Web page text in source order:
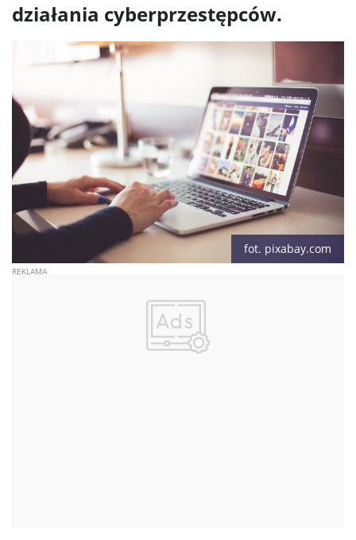
działania cyberprzestępców.
fot. pixabay.com